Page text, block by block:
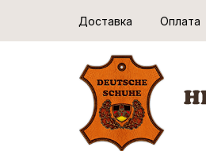
Доставка Оплата